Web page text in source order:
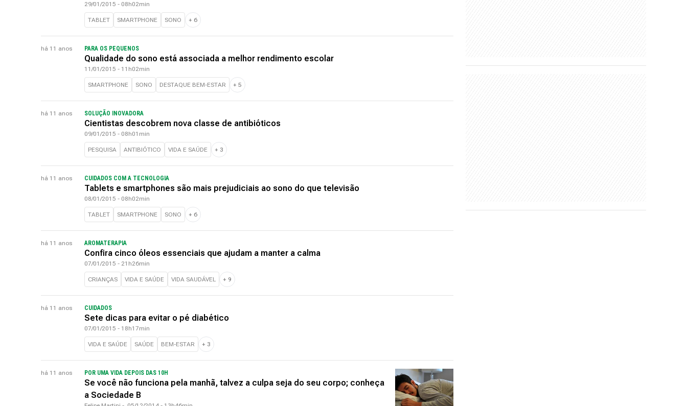
29/01/2015 - 08h02min
TABLET SMARTPHONE SONO + 6
há 11 anos PARA OS PEQUENOS
Qualidade do sono está associada a melhor rendimento escolar
11/01/2015 - 11h02min
SMARTPHONE SONO DESTAQUE BEM-ESTAR + 5
há 11 anos SOLUÇÃO INOVADORA
Cientistas descobrem nova classe de antibióticos
09/01/2015 - 08h01min
PESQUISA ANTIBIÓTICO VIDA E SAÚDE + 3
há 11 anos CUIDADOS COM A TECNOLOGIA
Tablets e smartphones são mais prejudiciais ao sono do que televisão
08/01/2015 - 08h02min
TABLET SMARTPHONE SONO + 6
há 11 anos AROMATERAPIA
Confira cinco óleos essenciais que ajudam a manter a calma
07/01/2015 - 21h26min
CRIANÇAS VIDA E SAÚDE VIDA SAUDÁVEL + 9
há 11 anos CUIDADOS
Sete dicas para evitar o pé diabético
07/01/2015 - 18h17min
VIDA E SAÚDE SAÚDE BEM-ESTAR + 3
há 11 anos POR UMA VIDA DEPOIS DAS 10H
Se você não funciona pela manhã, talvez a culpa seja do seu corpo; conheça
a Sociedade B